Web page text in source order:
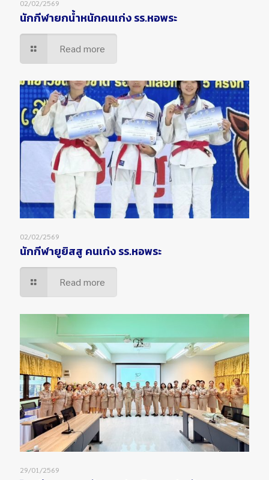
02/02/2569
นักกีฬายกน้ำหนักคนเก่ง รร.หอพระ
Read more
02/02/2569
นักกีฬายูยิสสู คนเก่ง รร.หอพระ
Read more
29/01/2569